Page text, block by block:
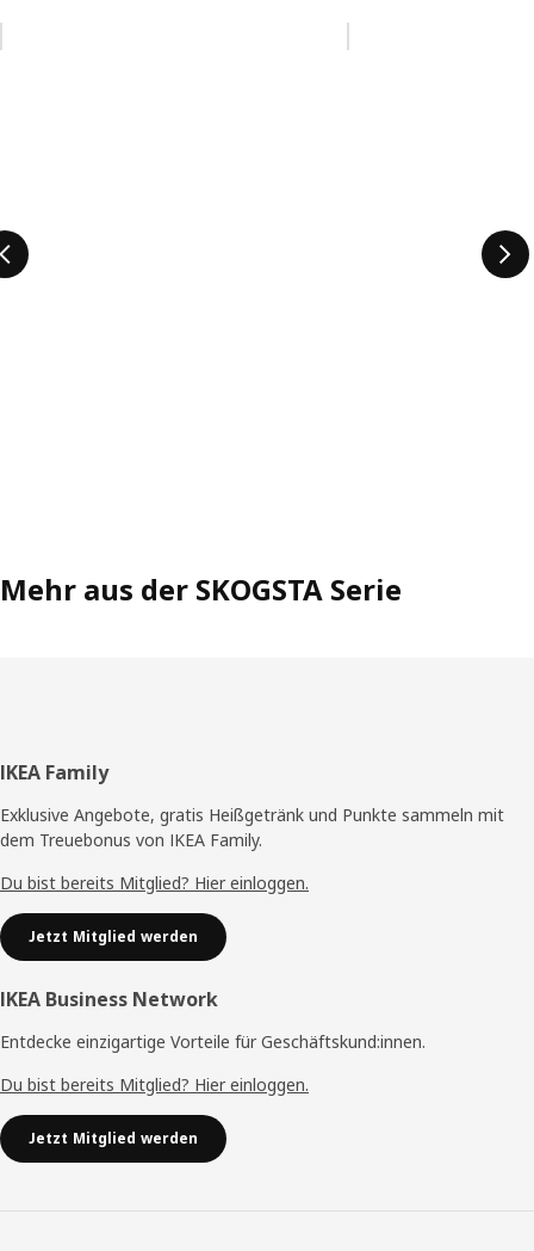
Mehr aus der SKOGSTA Serie
Fußzeile
IKEA Family
Exklusive Angebote, gratis Heißgetränk und Punkte sammeln mit
dem Treuebonus von IKEA Family.
Du bist bereits Mitglied? Hier einloggen.
Jetzt Mitglied werden
IKEA Business Network
Entdecke einzigartige Vorteile für Geschäftskund:innen.
Du bist bereits Mitglied? Hier einloggen.
Jetzt Mitglied werden